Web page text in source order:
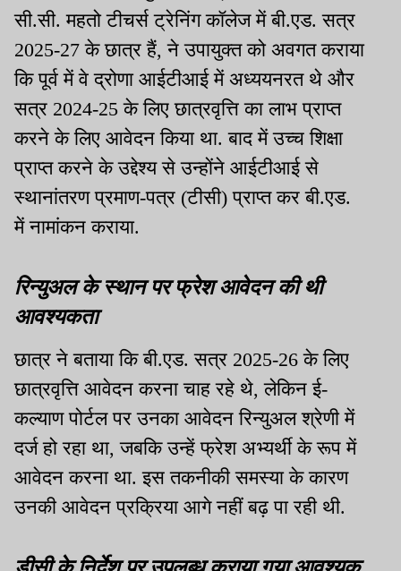
सी.सी. महतो टीचर्स ट्रेनिंग कॉलेज में बी.एड. सत्र
2025-27 के छात्र हैं, ने उपायुक्त को अवगत कराया
कि पूर्व में वे द्रोणा आईटीआई में अध्ययनरत थे और
सत्र 2024-25 के लिए छात्रवृत्ति का लाभ प्राप्त
करने के लिए आवेदन किया था. बाद में उच्च शिक्षा
प्राप्त करने के उद्देश्य से उन्होंने आईटीआई से
स्थानांतरण प्रमाण-पत्र (टीसी) प्राप्त कर बी.एड.
में नामांकन कराया.
रिन्युअल के स्थान पर फ्रेश आवेदन की थी
आवश्यकता
छात्र ने बताया कि बी.एड. सत्र 2025-26 के लिए
छात्रवृत्ति आवेदन करना चाह रहे थे, लेकिन ई-
कल्याण पोर्टल पर उनका आवेदन रिन्युअल श्रेणी में
दर्ज हो रहा था, जबकि उन्हें फ्रेश अभ्यर्थी के रूप में
आवेदन करना था. इस तकनीकी समस्या के कारण
उनकी आवेदन प्रक्रिया आगे नहीं बढ़ पा रही थी.